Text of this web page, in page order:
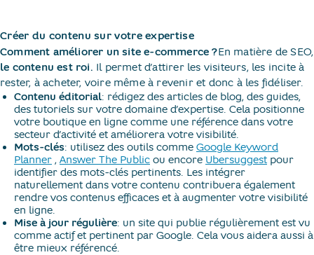
Créer du contenu sur votre expertise
Comment améliorer un site e-commerce ?En matière de SEO,
le contenu est roi. Il permet d’attirer les visiteurs, les incite à
rester, à acheter, voire même à revenir et donc à les fidéliser.
Contenu éditorial: rédigez des articles de blog, des guides,
des tutoriels sur votre domaine d’expertise. Cela positionne
votre boutique en ligne comme une référence dans votre
secteur d’activité et améliorera votre visibilité.
Mots-clés: utilisez des outils comme Google Keyword
Planner , Answer The Public ou encore Ubersuggest pour
identifier des mots-clés pertinents. Les intégrer
naturellement dans votre contenu contribuera également
rendre vos contenus efficaces et à augmenter votre visibilité
en ligne.
Mise à jour régulière: un site qui publie régulièrement est vu
comme actif et pertinent par Google. Cela vous aidera aussi à
être mieux référencé.